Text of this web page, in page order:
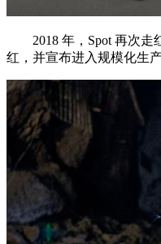
2018 年，Spot 再次走
红，并宣布进入规模化生